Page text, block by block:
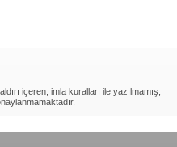
içeren, imla kuralları ile yazılmamış,